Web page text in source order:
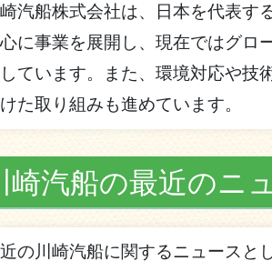
汽船株式会社は、日本を代表す
に事業を展開し、現在ではグロ
ています。また、環境対応や技
た取り組みも進めています。
崎汽船の最近のニ
の川崎汽船に関するニュースと